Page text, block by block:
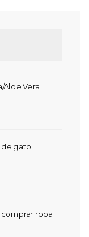
Aloe Vera
de gato
comprar ropa